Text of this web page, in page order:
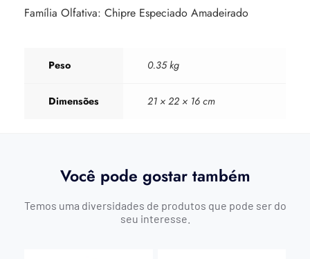
Família Olfativa: Chipre Especiado Amadeirado
Peso 0.35 kg
Dimensões 21 × 22 × 16 cm
Você pode gostar também
Temos uma diversidades de produtos que pode ser do
seu interesse.